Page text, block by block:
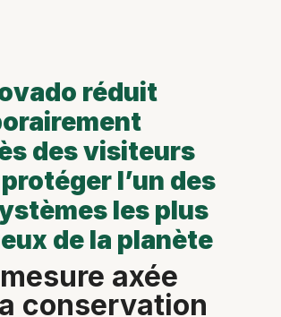
réduit
des visiteurs
l’un des
les plus
de la planète
axée
conservation